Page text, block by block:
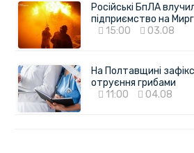
Російські БпЛА
підприємство на
15:00
03.08
На Полтавщині
отруєння грибами
11:00
04.08